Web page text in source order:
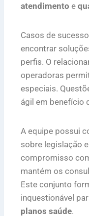
atendimento e
Casos de
encontrar
perfis. O
operadoras
especiais.
ágil em benefício
A equipe possui
sobre legislação
compromisso
mantém os
Este conjunto
inquestionável
planos saúde.